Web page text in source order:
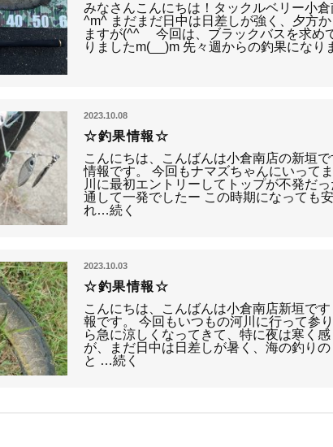
みなさんこんにちは！タックルベリー小倉
^m^ まだまだ日中は日差しが強く、夕方
ますが(^^ゞ 今回は、ブラックバスを求め
りましたm(__)m 先々週からの釣果になり
2023.10.08
☆釣果情報☆
こんにちは、こんばんは小倉南店の新垣
情報です。 今回もナマズちゃんにいって
川に最初エントリーしてトップが不発だ
通して一発でしたー この時期になっても
れ…続く
2023.10.03
☆釣果情報☆
こんにちは、こんばんは小倉南店新垣で
報です。 今回もいつもの河川に行って参
ら急に涼しくなってきて、特に夜は寒く
が、まだ日中は日差しが暑く、海の釣り
と …続く